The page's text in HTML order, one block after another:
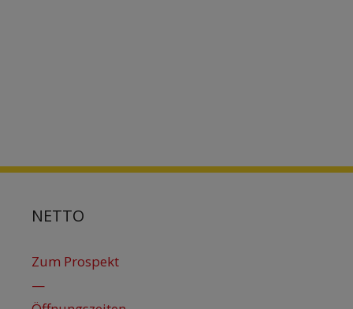
NETTO
Zum Prospekt
—